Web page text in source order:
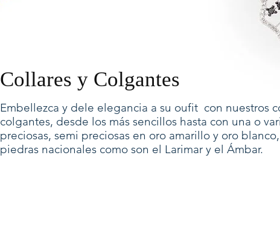
Collares y Colgantes
Embellezca y dele elegancia a su oufit con nuestros
colgantes, desde los más sencillos hasta con una o
preciosas, semi preciosas en oro amarillo y oro
piedras nacionales como son el Larimar y el Ámbar.